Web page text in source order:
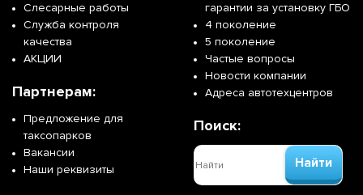
Слесарные работы
Служба контроля
качества
АКЦИИ
Партнерам:
Предложение для
таксопарков
Вакансии
Наши реквизиты
гарантии за установку ГБО
4 поколение
5 поколение
Частые вопросы
Новости компании
Адреса автотехцентров
Поиск:
Найти